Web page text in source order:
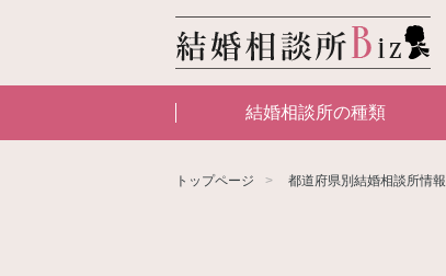
結婚相談所の種類
トップページ 都道府県別結婚相談所情報